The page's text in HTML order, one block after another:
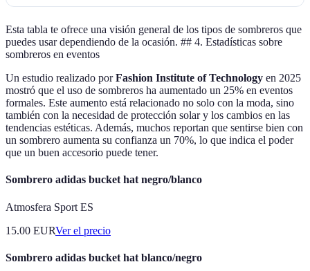
Esta tabla te ofrece una visión general de los tipos de sombreros que
puedes usar dependiendo de la ocasión. ## 4. Estadísticas sobre
sombreros en eventos
Un estudio realizado porFashion Institute of Technology en 2025
mostró que el uso de sombreros ha aumentado un 25% en eventos
formales. Este aumento está relacionado no solo con la moda, sino
también con la necesidad de protección solar y los cambios en las
tendencias estéticas. Además, muchos reportan que sentirse bien con
un sombrero aumenta su confianza un 70%, lo que indica el poder
que un buen accesorio puede tener.
Sombrero adidas bucket hat negro/blanco
Atmosfera Sport ES
15.00 EURVer el precio
Sombrero adidas bucket hat blanco/negro